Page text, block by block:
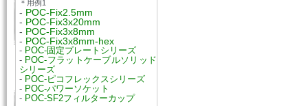
＊用例1
- POC-Fix2.5mm
- POC-Fix3x20mm
- POC-Fix3x8mm
- POC-Fix3x8mm-hex
- POC-固定プレートシリーズ
- POC-フラットケーブルソリッド
シリーズ
- POC-ピコフレックスシリーズ
- POC-パワーソケット
- POC-SF2フィルターカップ